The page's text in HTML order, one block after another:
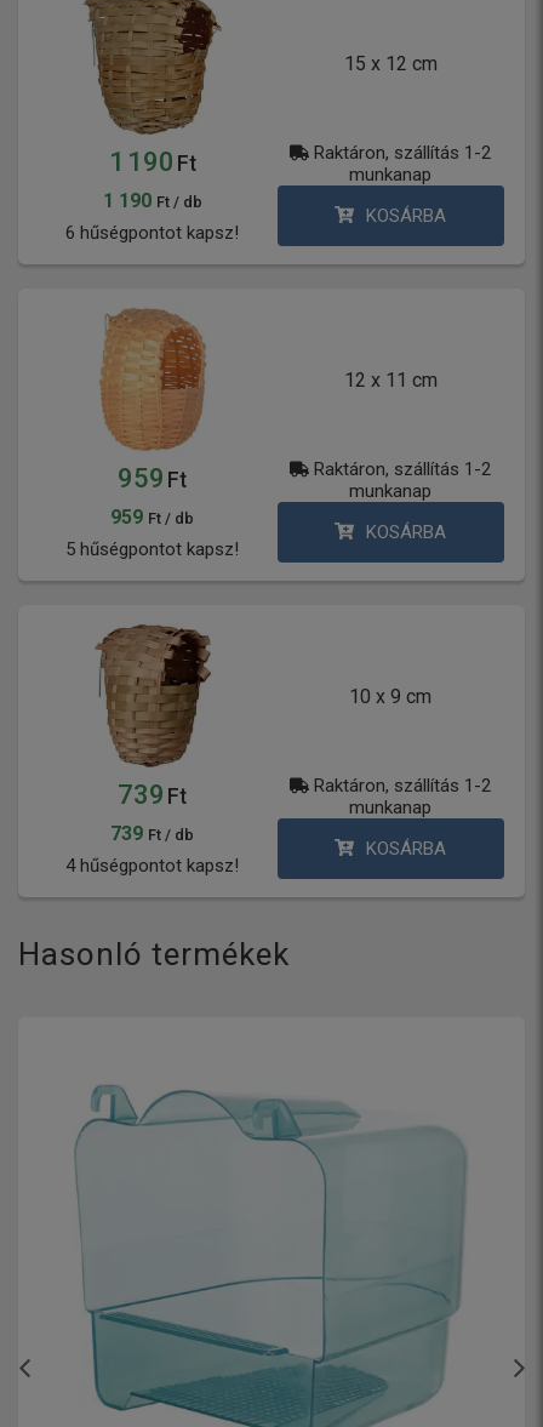
15 x 12 cm
1 190 Ft
1 190 Ft / db
6 hűségpontot kapsz!
Raktáron, szállítás 1-2
munkanap
KOSÁRBA
12 x 11 cm
959 Ft
959 Ft / db
5 hűségpontot kapsz!
Raktáron, szállítás 1-2
munkanap
KOSÁRBA
10 x 9 cm
739 Ft
739 Ft / db
4 hűségpontot kapsz!
Raktáron, szállítás 1-2
munkanap
KOSÁRBA
Hasonló termékek